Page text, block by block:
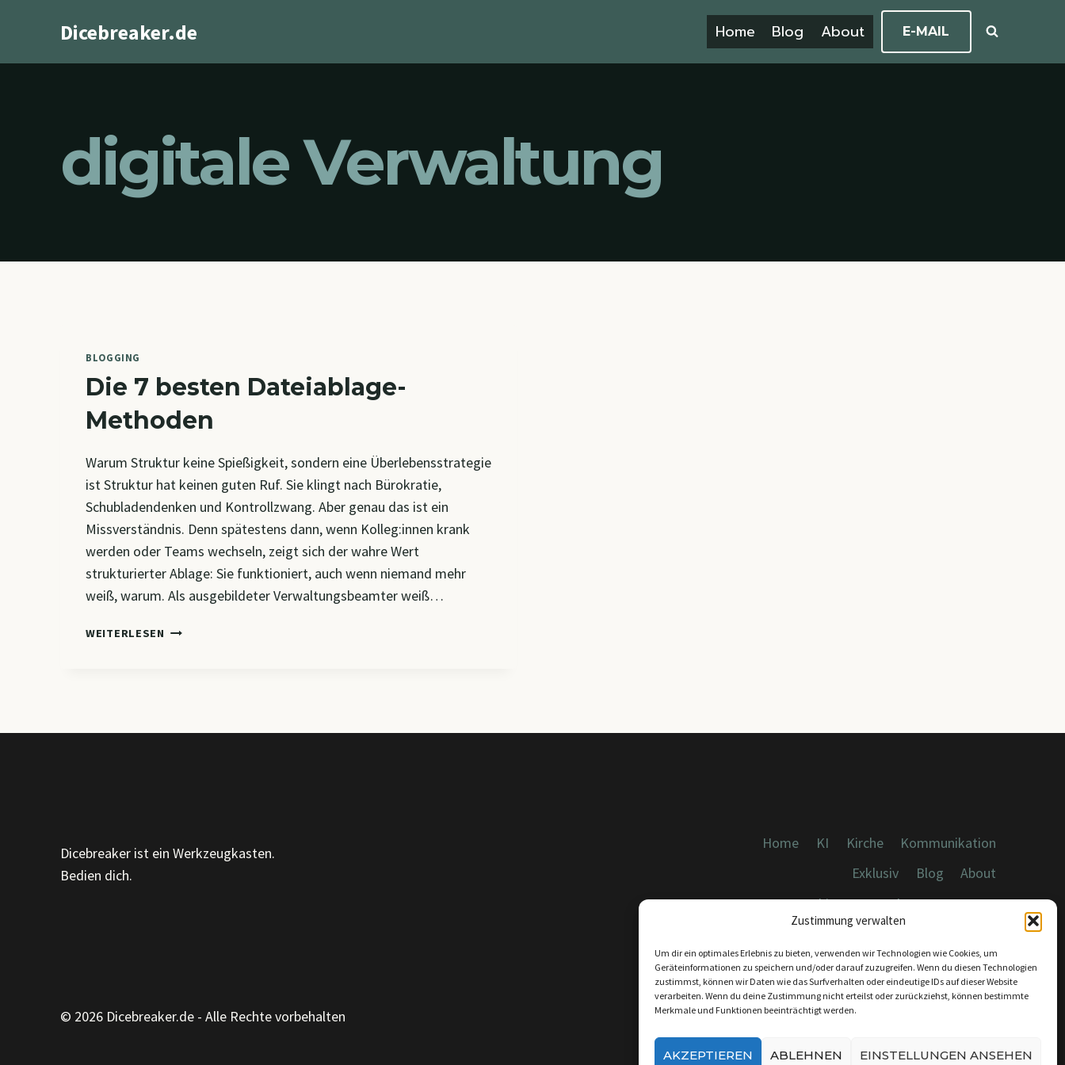
Zustimmung verwalten
Um dir ein optimales Erlebnis zu bieten, verwenden wir Technologien wie Cookies, um
Geräteinformationen zu speichern und/oder darauf zuzugreifen. Wenn du diesen Technologien
zustimmst, können wir Daten wie das Surfverhalten oder eindeutige IDs auf dieser Website
verarbeiten. Wenn du deine Zustimmung nicht erteilst oder zurückziehst, können bestimmte
Merkmale und Funktionen beeinträchtigt werden.
AKZEPTIEREN ABLEHNEN EINSTELLUNGEN ANSEHEN
Dicebreaker.de Home Blog About E-MAIL
digitale Verwaltung
BLOGGING
Die 7 besten Dateiablage-
Methoden
Warum Struktur keine Spießigkeit, sondern eine Überlebensstrategie
ist Struktur hat keinen guten Ruf. Sie klingt nach Bürokratie,
Schubladendenken und Kontrollzwang. Aber genau das ist ein
Missverständnis. Denn spätestens dann, wenn Kolleg:innen krank
werden oder Teams wechseln, zeigt sich der wahre Wert
strukturierter Ablage: Sie funktioniert, auch wenn niemand mehr
weiß, warum. Als ausgebildeter Verwaltungsbeamter weiß…
WEITERLESEN DIE
Dicebreaker ist ein Werkzeugkasten.
Bedien dich.
Home KI Kirche
Kommunikation
Exklusiv
Blog
About
Cookies, Datenschutz, Impressum
© 2026 Dicebreaker.de - Alle Rechte vorbehalten
KONTAKT: